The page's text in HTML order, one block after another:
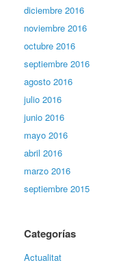
diciembre 2016
noviembre 2016
octubre 2016
septiembre 2016
agosto 2016
julio 2016
junio 2016
mayo 2016
abril 2016
marzo 2016
septiembre 2015
Categorías
Actualitat